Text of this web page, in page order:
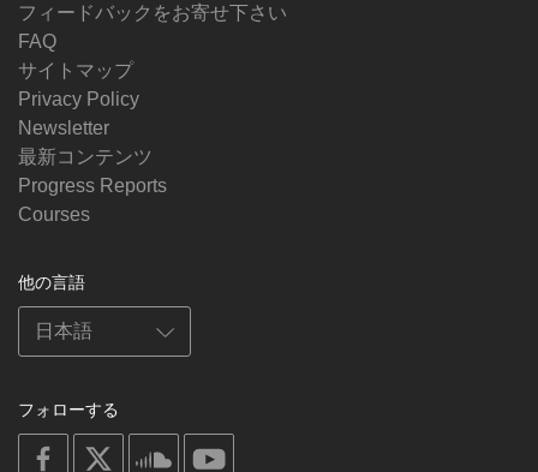
フィードバックをお寄せ下さい
FAQ
サイトマップ
Privacy Policy
Newsletter
最新コンテンツ
Progress Reports
Courses
他の言語
フォローする
on
facebook
soundcloud